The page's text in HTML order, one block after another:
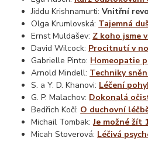
Jiddu Krishnamurti:Vnitřní
Olga Krumlovská: Tajemná
Ernst Muldašev: Z koho jsme
David Wilcock: Procitnutí v
Gabrielle Pinto: Homeopatie
Arnold Mindell: Techniky
S. a Y. D. Khanovi: Léčení
G. P. Malachov: Dokonalá
Bedřich Kočí: O duchovní
Michail Tombak:Je možné žít
Micah Stoverová: Léčivá